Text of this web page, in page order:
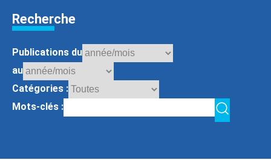
Recherche
Publications du
au
Catégories :
Mots-clés :